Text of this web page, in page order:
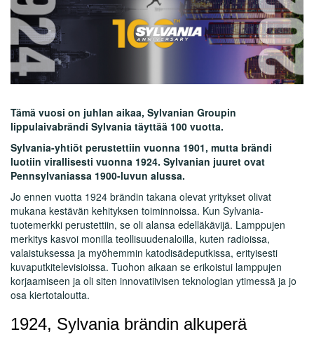
Tämä vuosi on juhlan aikaa, Sylvanian Groupin
lippulaivabrändi Sylvania täyttää 100 vuotta.
Sylvania-yhtiöt perustettiin vuonna 1901, mutta brändi
luotiin virallisesti vuonna 1924. Sylvanian juuret ovat
Pennsylvaniassa 1900-luvun alussa.
Jo ennen vuotta 1924 brändin takana olevat yritykset olivat
mukana kestävän kehityksen toiminnoissa. Kun Sylvania-
tuotemerkki perustettiin, se oli alansa edelläkävijä. Lamppujen
merkitys kasvoi monilla teollisuudenaloilla, kuten radioissa,
valaistuksessa ja myöhemmin katodisädeputkissa, erityisesti
kuvaputkitelevisioissa. Tuohon aikaan se erikoistui lamppujen
korjaamiseen ja oli siten innovatiivisen teknologian ytimessä ja jo
osa kiertotaloutta.
1924, Sylvania brändin alkuperä